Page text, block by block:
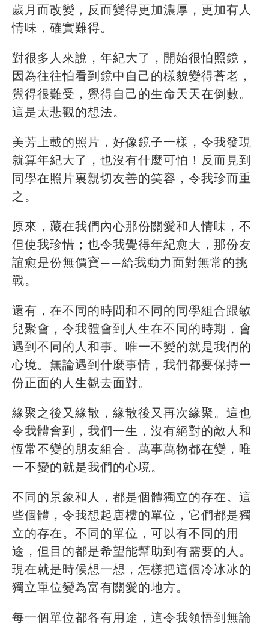
歲月而改變，反而變得更加濃厚，更加有人
情味，確實難得。
對很多人來說，年紀大了，開始很怕照鏡，
因為往往怕看到鏡中自己的樣貌變得蒼老，
覺得很難受，覺得自己的生命天天在倒數。
這是太悲觀的想法。
美芳上載的照片，好像鏡子一樣，令我發現
就算年紀大了，也沒有什麼可怕！反而見到
同學在照片裏親切友善的笑容，令我珍而重
之。
原來，藏在我們內心那份關愛和人情味，不
但使我珍惜；也令我覺得年紀愈大，那份友
誼愈是份無價寶——給我動力面對無常的挑
戰。
還有，在不同的時間和不同的同學組合跟敏
兒聚會，令我體會到人生在不同的時期，會
遇到不同的人和事。唯一不變的就是我們的
心境。無論遇到什麼事情，我們都要保持一
份正面的人生觀去面對。
緣聚之後又緣散，緣散後又再次緣聚。這也
令我體會到，我們一生，沒有絕對的敵人和
恆常不變的朋友組合。萬事萬物都在變，唯
一不變的就是我們的心境。
不同的景象和人，都是個體獨立的存在。這
些個體，令我想起唐樓的單位，它們都是獨
立的存在。不同的單位，可以有不同的用
途，但目的都是希望能幫助到有需要的人。
現在就是時候想一想，怎樣把這個冷冰冰的
獨立單位變為富有關愛的地方。
每一個單位都各有用途，這令我領悟到無論